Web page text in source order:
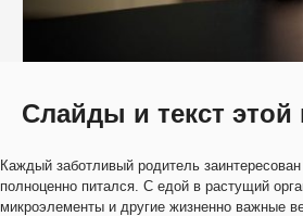
Слайды и текст этой
Каждый заботливый родитель
полноценно питался. С едой в растущий
микроэлементы и другие жизненно важные